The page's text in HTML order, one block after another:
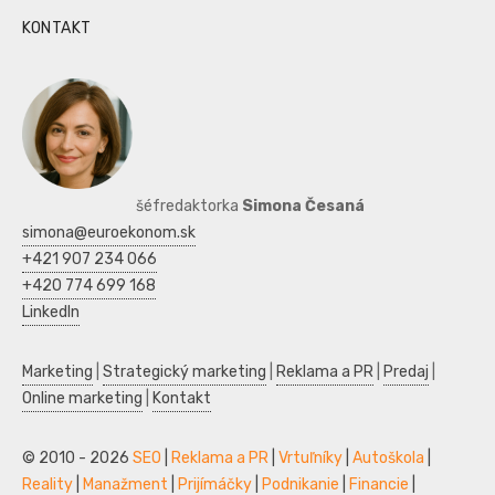
KONTAKT
šéfredaktorka Simona Česaná
simona@euroekonom.sk
+421 907 234 066
+420 774 699 168
LinkedIn
Marketing Strategický marketing Reklama a PR Predaj
Online marketing
Kontakt
© 2010 - 2026 SEO Reklama a PR Vrtuľníky Autoškola
Reality
Manažment Prijímáčky Podnikanie Financie